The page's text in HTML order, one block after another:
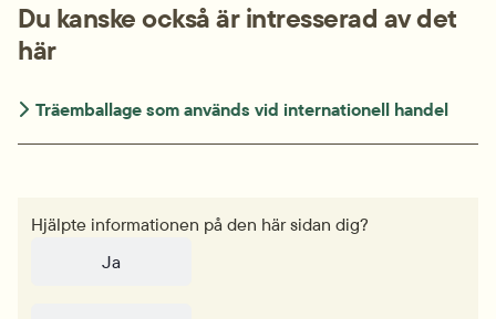
Du kanske också är intresserad av det
här
Träemballage som används vid internationell handel
Hjälpte informationen på den här sidan dig?
Ja